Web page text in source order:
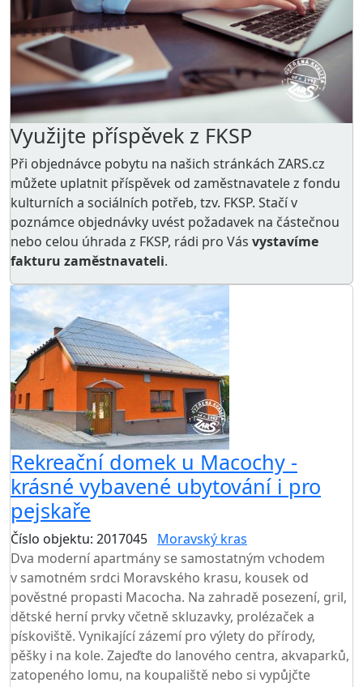
Využijte příspěvek z FKSP
Při objednávce pobytu na našich stránkách ZARS.cz
můžete uplatnit příspěvek od zaměstnavatele z fondu
kulturních a sociálních potřeb, tzv. FKSP. Stačí v
poznámce objednávky uvést požadavek na částečnou
nebo celou úhrada z FKSP, rádi pro Vás vystavíme
fakturu zaměstnavateli.
Rekreační domek u Macochy -
krásné vybavené ubytování i pro
pejskaře
Číslo objektu: 2017045 Moravský kras
Dva moderní apartmány se samostatným vchodem
v samotném srdci Moravského krasu, kousek od
pověstné propasti Macocha. Na zahradě posezení, gril,
dětské herní prvky včetně skluzavky, prolézaček a
pískoviště. Vynikající zázemí pro výlety do přírody,
pěšky i na kole. Zajeďte do lanového centra, akvaparků,
zatopeného lomu, na koupaliště nebo si vypůjčte